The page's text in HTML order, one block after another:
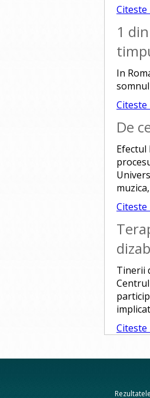
1
In
De
Tinerii